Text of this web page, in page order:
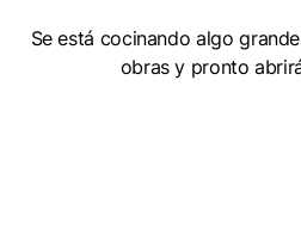
Se está cocinando algo
obras y pronto